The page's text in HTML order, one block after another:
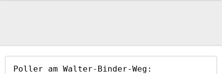
Poller am Walter-Binder-Weg: